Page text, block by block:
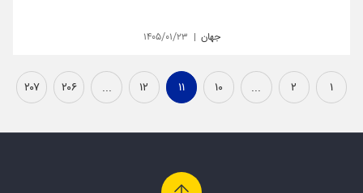
جهان ۱۴۰۵/۰۱/۲۳
۱ ۲ ... ۱۰ ۱۱ ۱۲ ... ۲۰۶ ۲۰۷